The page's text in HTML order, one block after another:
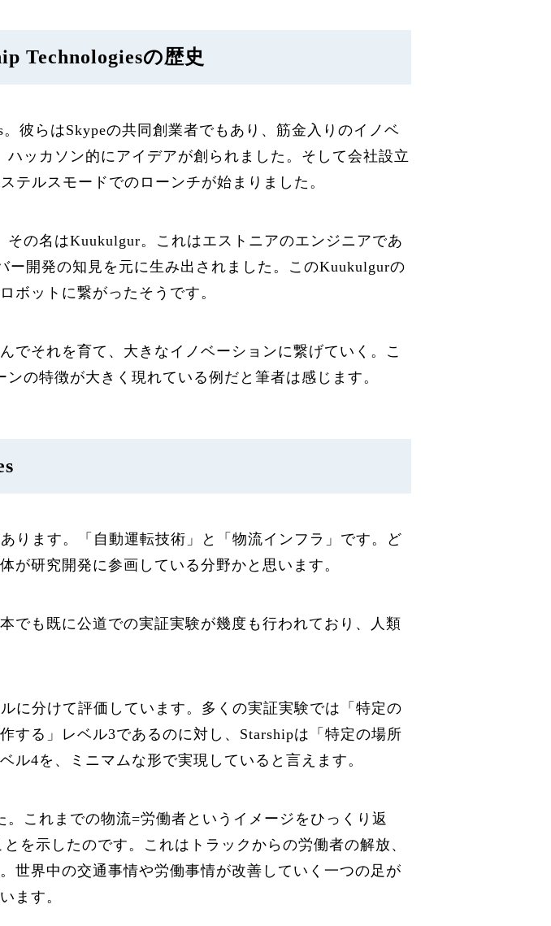
Technologiesの歴史
彼らはSkypeの共同創業者でもあり、筋金入りのイノベ
ッカソン的にアイデアが創られました。そして会社設立
テルスモードでのローンチが始まりました。
の名はKuukulgur。これはエストニアのエンジニアであ
ー開発の知見を元に生み出されました。このKuukulgurの
ボットに繋がったそうです。
でそれを育て、大きなイノベーションに繋げていく。こ
の特徴が大きく現れている例だと筆者は感じます。
ります。「自動運転技術」と「物流インフラ」です。ど
が研究開発に参画している分野かと思います。
でも既に公道での実証実験が幾度も行われており、人類
に分けて評価しています。多くの実証実験では「特定の
する」レベル3であるのに対し、Starshipは「特定の場所
ル4を、ミニマムな形で実現していると言えます。
これまでの物流=労働者というイメージをひっくり返
を示したのです。これはトラックからの労働者の解放、
世界中の交通事情や労働事情が改善していく一つの足が
ます。